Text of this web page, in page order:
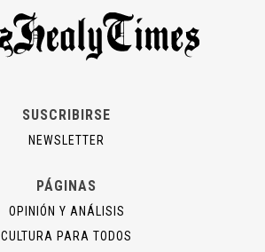
SUSCRIBIRSE
NEWSLETTER
PÁGINAS
OPINIÓN Y ANÁLISIS
CULTURA PARA TODOS